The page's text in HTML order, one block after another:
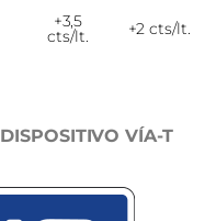
+3,5
cts/lt. +2 cts/lt.
DISPOSITIVO VÍA-T